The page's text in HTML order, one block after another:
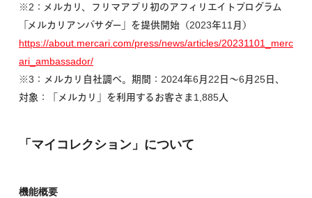
※2：メルカリ、フリマアプリ初のアフィリエイトプログラム
「メルカリアンバサダー」を提供開始（2023年11月）
https://about.mercari.com/press/news/articles/20231101_merc
ari_ambassador/
※3：メルカリ自社調べ。期間：2024年6月22日〜6月25日、
対象：「メルカリ」を利用するお客さま1,885人
「マイコレクション」について
機能概要